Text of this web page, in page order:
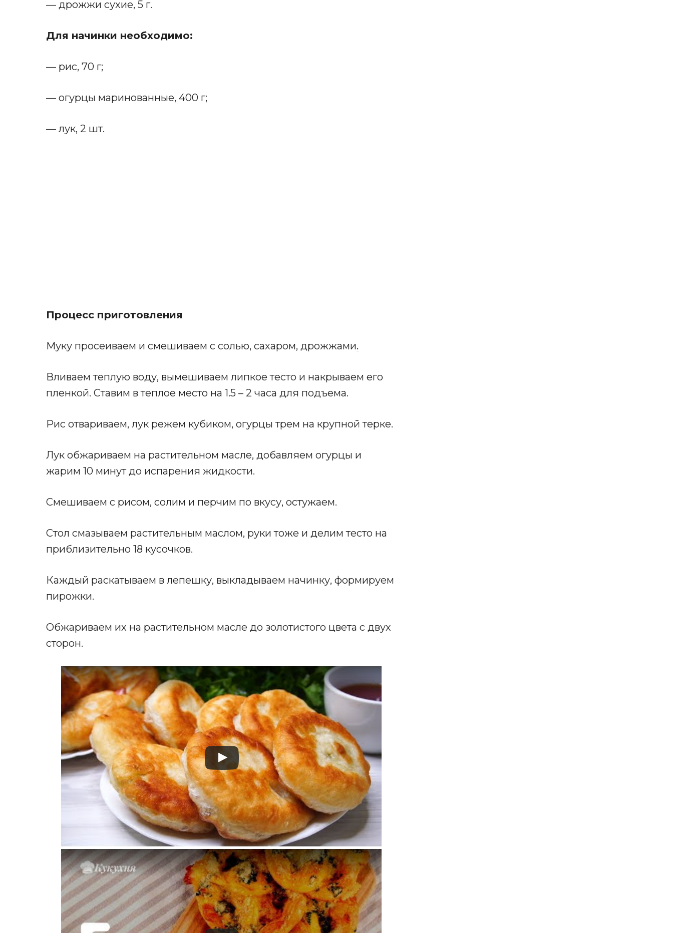
— дрожжи сухие, 5 г.
Для начинки необходимо:
— рис, 70 г;
— огурцы маринованные, 400 г;
— лук, 2 шт.
Процесс приготовления
Муку просеиваем и смешиваем с солью, сахаром, дрожжами.
Вливаем теплую воду, вымешиваем липкое тесто и накрываем его
пленкой. Ставим в теплое место на 1.5 – 2 часа для подъема.
Рис отвариваем, лук режем кубиком, огурцы трем на крупной терке.
Лук обжариваем на растительном масле, добавляем огурцы и
жарим 10 минут до испарения жидкости.
Смешиваем с рисом, солим и перчим по вкусу, остужаем.
Стол смазываем растительным маслом, руки тоже и делим тесто на
приблизительно 18 кусочков.
Каждый раскатываем в лепешку, выкладываем начинку, формируем
пирожки.
Обжариваем их на растительном масле до золотистого цвета с двух
сторон.